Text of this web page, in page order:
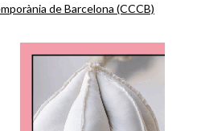
de Barcelona (CCCB)